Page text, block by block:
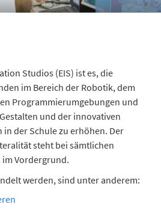
e
Studios (EIS) ist es, die
im Bereich der Robotik, dem
Programmierumgebungen und
und der innovativen
der Schule zu erhöhen. Der
steht bei sämtlichen
Vordergrund.
werden, sind unter anderem: